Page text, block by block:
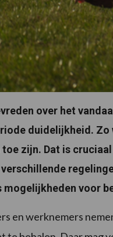
over het
duidelijkheid.
zijn. Dat is
mogelijkheden voor
en werknemers